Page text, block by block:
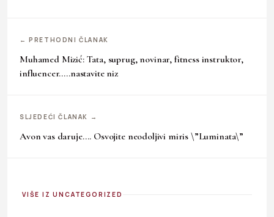
← PRETHODNI ČLANAK
Muhamed Mizić: Tata, suprug, novinar, fitness instruktor,
influencer…..nastavite niz
SLJEDEĆI ČLANAK →
Avon vas daruje…. Osvojite neodoljivi miris \”Luminata\”
VIŠE IZ UNCATEGORIZED